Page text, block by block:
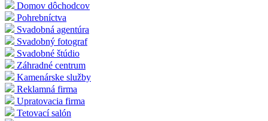
Domov dôchodcov
Pohrebníctva
Svadobná agentúra
Svadobný fotograf
Svadobné štúdio
Záhradné centrum
Kamenárske služby
Reklamná firma
Upratovacia firma
Tetovací salón